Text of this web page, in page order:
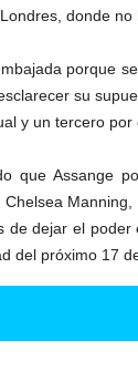
donde
porque
su
y un tercero
que Assange
de dejar el
del próximo 17